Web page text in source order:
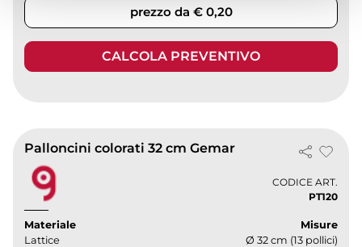
prezzo da € 0,20
CALCOLA PREVENTIVO
Palloncini colorati 32 cm Gemar
CODICE ART.
PT120
Materiale
Lattice
Misure
Ø 32 cm (13 pollici)